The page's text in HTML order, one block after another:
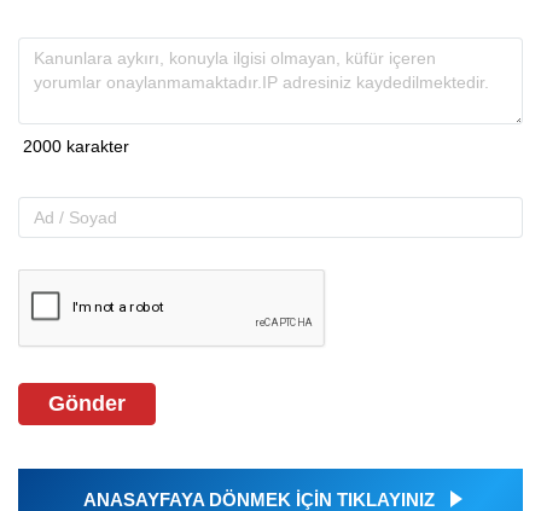
Gönder
ANASAYFAYA DÖNMEK İÇİN TIKLAYINIZ